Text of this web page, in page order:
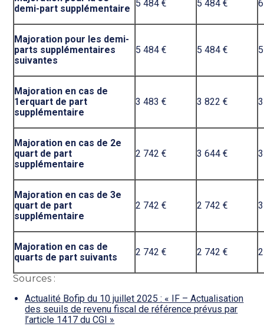
demi-part supplémentaire 5 484 € 5 484 €
Majoration pour les demi-
parts supplémentaires
suivantes
5 484 € 5 484 €
Majoration en cas de
1erquart de part
supplémentaire
3 483 € 3 822 €
Majoration en cas de 2e
quart de part
supplémentaire
2 742 € 3 644 €
Majoration en cas de 3e
quart de part
supplémentaire
2 742 € 2 742 €
Majoration en cas de
quarts de part suivants
2 742 € 2 742 €
Sources :
Actualité Bofip du 10 juillet 2025 : « IF – Actualisation
des seuils de revenu fiscal de référence prévus par
l’article 1417 du CGI »